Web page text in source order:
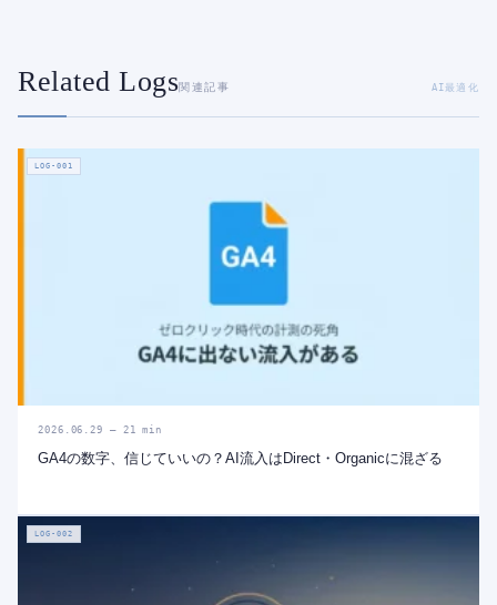
Related Logs関連記事 AI最適化
LOG-001
2026.06.29 — 21 min
GA4の数字、信じていいの？AI流入はDirect・Organicに混ざる
LOG-002